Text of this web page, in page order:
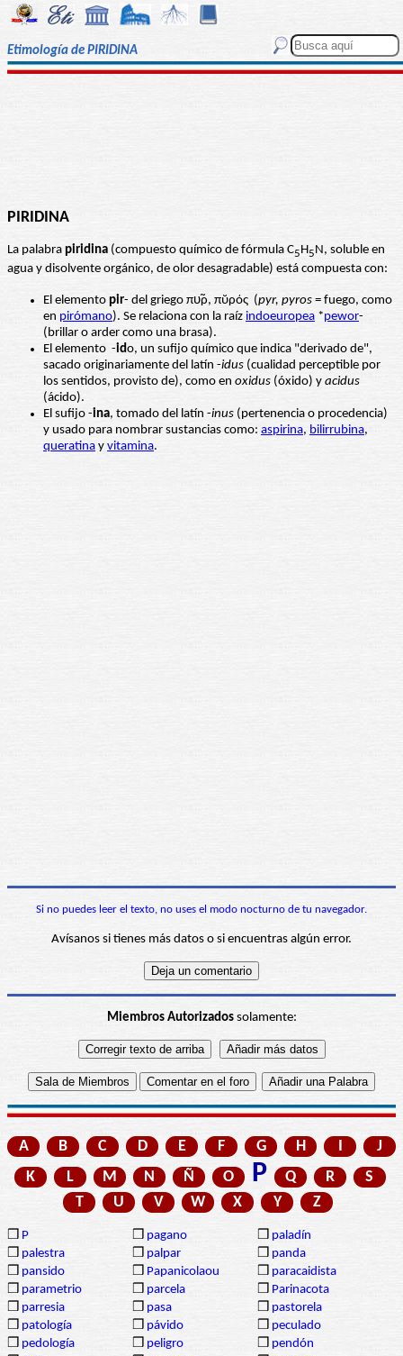
Etimología de PIRIDINA
PIRIDINA
La palabra piridina (compuesto químico de fórmula C5H5N, soluble en
agua y disolvente orgánico, de olor desagradable) está compuesta con:
El elemento pir- del griego πυ̃ρ, πῠρός (pyr, pyros = fuego, como
en pirómano). Se relaciona con la raíz indoeuropea *pewor-
(brillar o arder como una brasa).
El elemento -ido, un sufijo químico que indica "derivado de",
sacado originariamente del latín -idus (cualidad perceptible por
los sentidos, provisto de), como en oxidus (óxido) y acidus
(ácido).
El sufijo -ina, tomado del latín -inus (pertenencia o procedencia)
y usado para nombrar sustancias como: aspirina, bilirrubina,
queratina y vitamina.
Si no puedes leer el texto, no uses el modo nocturno de tu navegador.
Avísanos si tienes más datos o si encuentras algún error.
Miembros Autorizadossolamente:
A B C D E F G H I
J
K
L M N Ñ O P Q R
S
T
U V W X Y Z
❒ P ❒ pagano ❒ paladín
❒ palestra ❒ palpar ❒ panda
❒ pansido ❒ Papanicolaou ❒ paracaidista
❒ parametrio ❒ parcela ❒ Parinacota
❒ parresia ❒ pasa ❒ pastorela
❒ patología ❒ pávido ❒ peculado
❒ pedología ❒ peligro ❒ pendón